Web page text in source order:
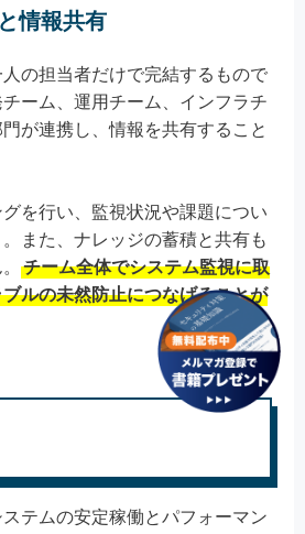
情報共有
の担当者だけで完結するもので
ーム、運用チーム、インフラチ
が連携し、情報を共有すること
を行い、監視状況や課題につい
また、ナレッジの蓄積と共有も
チーム全体でシステム監視に取
ルの未然防止につなげることが
テムの安定稼働とパフォーマン